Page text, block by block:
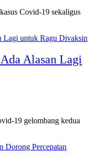
Covid-19 sekaligus
Alasan Lagi
19 gelombang kedua